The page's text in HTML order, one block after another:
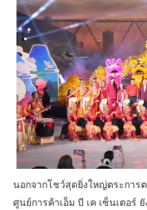
นอกจากโชว์สุดยิ่งใหญ่ตระการต
ศูนย์การค้าเอ็ม บี เค เซ็นเตอร์